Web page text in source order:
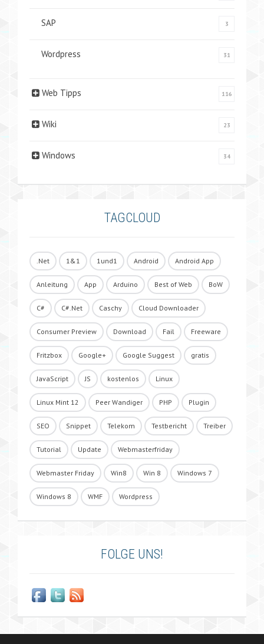
SAP 3
Wordpress 31
Web Tipps 116
Wiki 23
Windows 34
TAGCLOUD
.Net 1&1 1und1 Android Android App
Anleitung App Arduino Best of Web BoW
C# C#.Net Caschy Cloud Downloader
Consumer Preview Download Fail Freeware
Fritzbox Google+ Google Suggest gratis
JavaScript JS kostenlos Linux
Linux Mint 12 Peer Wandiger PHP Plugin
SEO Snippet Telekom Testbericht Treiber
Tutorial Update Webmasterfriday
Webmaster Friday Win8 Win 8 Windows 7
Windows 8 WMF Wordpress
FOLGE UNS!